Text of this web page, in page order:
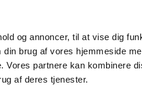
og annoncer, til at vise dig
brug af vores hjemmeside
Vores partnere kan kombinere
af deres tjenester.